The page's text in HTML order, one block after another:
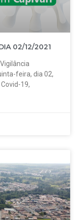
02/12/2021
feira, dia 02,
19,